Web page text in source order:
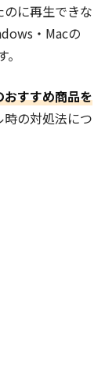
に再生できな
・Macの
おすすめ商品を
の対処法につ